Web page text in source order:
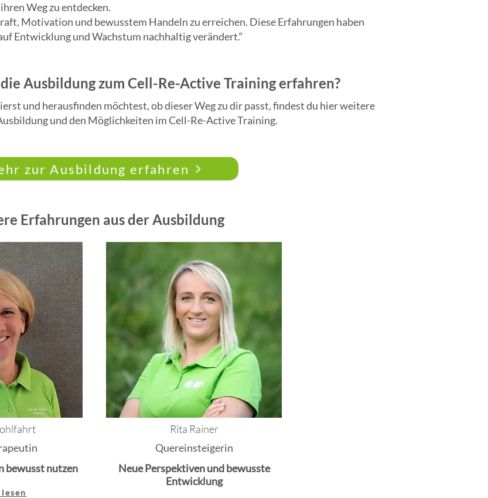
Weg zu entdecken.
Motivation und bewusstem Handeln zu erreichen. Diese Erfahrungen haben
Entwicklung und Wachstum nachhaltig verändert.“
Ausbildung zum Cell-Re-Active Training erfahren?
und herausfinden möchtest, ob dieser Weg zu dir passt, findest du hier weitere
und den Möglichkeiten im Cell-Re-Active Training.
zur Ausbildung erfahren
Erfahrungen aus der Ausbildung
bewusst nutzen
Rita Rainer
Quereinsteigerin
Neue Perspektiven und bewusste
Entwicklung